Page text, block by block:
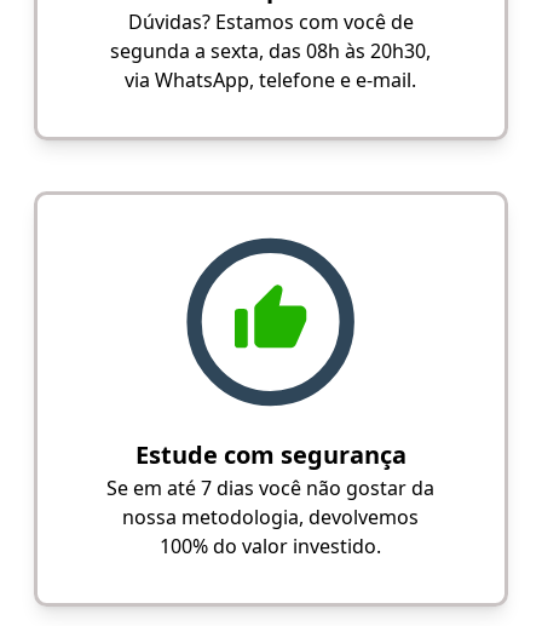
Dúvidas? Estamos com você de
segunda a sexta, das 08h às 20h30,
via WhatsApp, telefone e e-mail.
Estude com segurança
Se em até 7 dias você não gostar da
nossa metodologia, devolvemos
100% do valor investido.